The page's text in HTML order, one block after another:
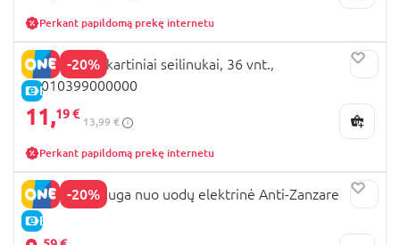
Perkant papildomą prekę internetu
-20%
E-KAINA
CHICCO vienkartiniai seilinukai, 36 vnt.,
00010399000000
11,19 €
13,99 €
Perkant papildomą prekę internetu
-20%
E-KAINA
CHICCO apsauga nuo uodų elektrinė Anti-Zanzare